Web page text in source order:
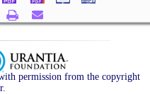
permission from the copyright